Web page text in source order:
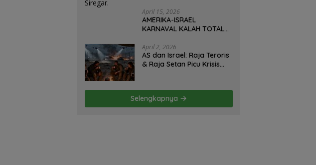
April 15, 2026
AMERIKA-ISRAEL
KARNAVAL KALAH TOTAL
Diplomasi Ambruk,
Strategi Gagal! – Oleh;
Hasan Basri Siregar.
April 2, 2026
AS dan Israel: Raja Teroris
& Raja Setan Picu Krisis
Basri Siregar, ketua JWI
DS.
Selengkapnya